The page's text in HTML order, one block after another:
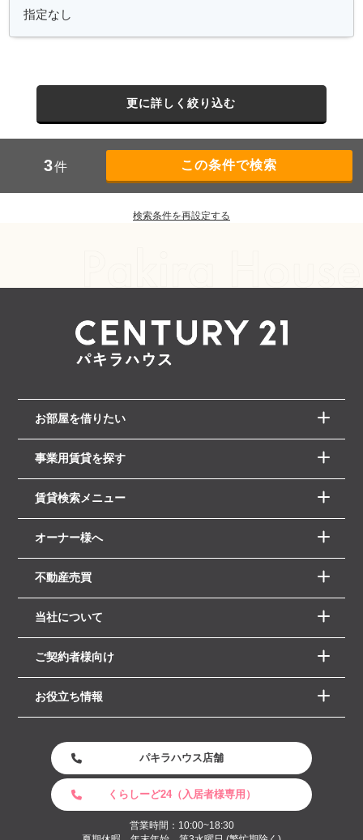
更に詳しく絞り込む
3件
検索条件を再設定する
お部屋を借りたい
事業用賃貸を探す
賃貸検索メニュー
オーナー様へ
不動産売買
当社について
ご契約者様向け
お役立ち情報
パキラハウス店舗
くらしーど24（入居者様専用）
営業時間：10:00~18:30